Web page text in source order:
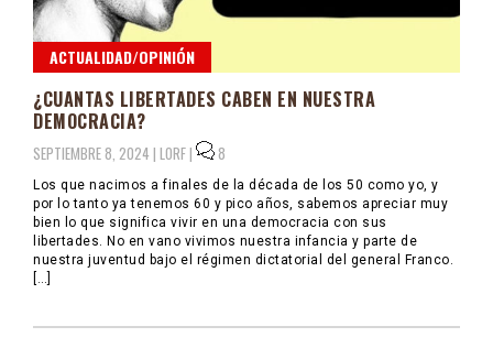
ACTUALIDAD/OPINIÓN
¿CUANTAS LIBERTADES CABEN EN NUESTRA
DEMOCRACIA?
SEPTIEMBRE 8, 2024 | LORF| 8
Los que nacimos a finales de la década de los 50 como yo, y
por lo tanto ya tenemos 60 y pico años, sabemos apreciar muy
bien lo que significa vivir en una democracia con sus
libertades. No en vano vivimos nuestra infancia y parte de
nuestra juventud bajo el régimen dictatorial del general Franco.